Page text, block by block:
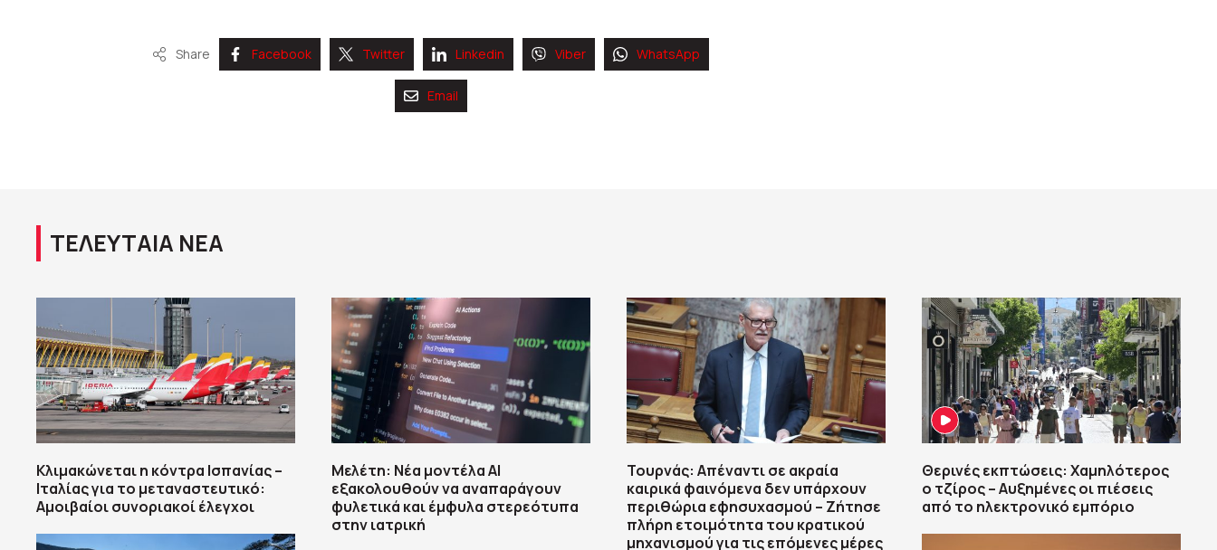
Share Facebook Twitter Linkedin Viber WhatsApp
Email
ΤΕΛΕΥΤΑΙΑ ΝΕΑ
Κλιμακώνεται η κόντρα Ισπανίας –
Ιταλίας για το μεταναστευτικό:
Αμοιβαίοι συνοριακοί έλεγχοι
Μελέτη: Νέα μοντέλα ΑΙ
εξακολουθούν να αναπαράγουν
φυλετικά και έμφυλα στερεότυπα
στην ιατρική
Τουρνάς: Απέναντι σε ακραία
καιρικά φαινόμενα δεν υπάρχουν
περιθώρια εφησυχασμού – Ζήτησε
πλήρη ετοιμότητα του κρατικού
μηχανισμού για τις επόμενες μέρες
Θερινές εκπτώσεις: Χαμηλότερος
ο τζίρος – Αυξημένες οι πιέσεις
από το ηλεκτρονικό εμπόριο